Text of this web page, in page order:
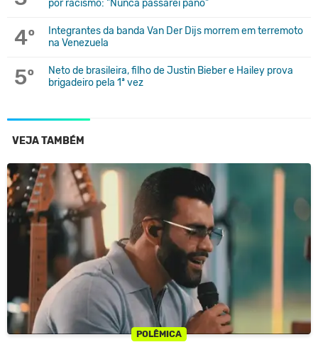
por racismo: "Nunca passarei pano"
4º
Integrantes da banda Van Der Dijs morrem em terremoto
na Venezuela
5º
Neto de brasileira, filho de Justin Bieber e Hailey prova
brigadeiro pela 1ª vez
VEJA TAMBÉM
POLÊMICA